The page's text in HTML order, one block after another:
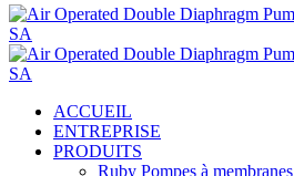
ACCUEIL
ENTREPRISE
PRODUITS
Ruby Pompes à membranes